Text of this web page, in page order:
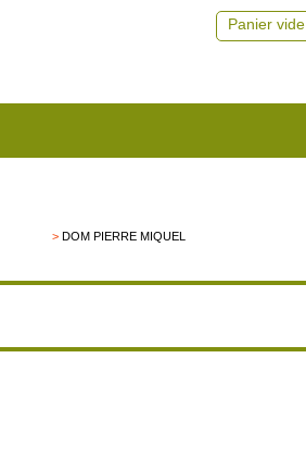
Panier vide
>DOM PIERRE MIQUEL